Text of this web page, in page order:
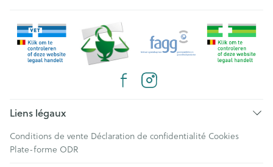
Liens légaux
Conditions de vente Déclaration de confidentialité Cookies
Plate-forme ODR